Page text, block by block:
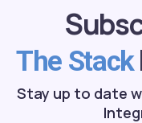
The Stack
Stay up to date